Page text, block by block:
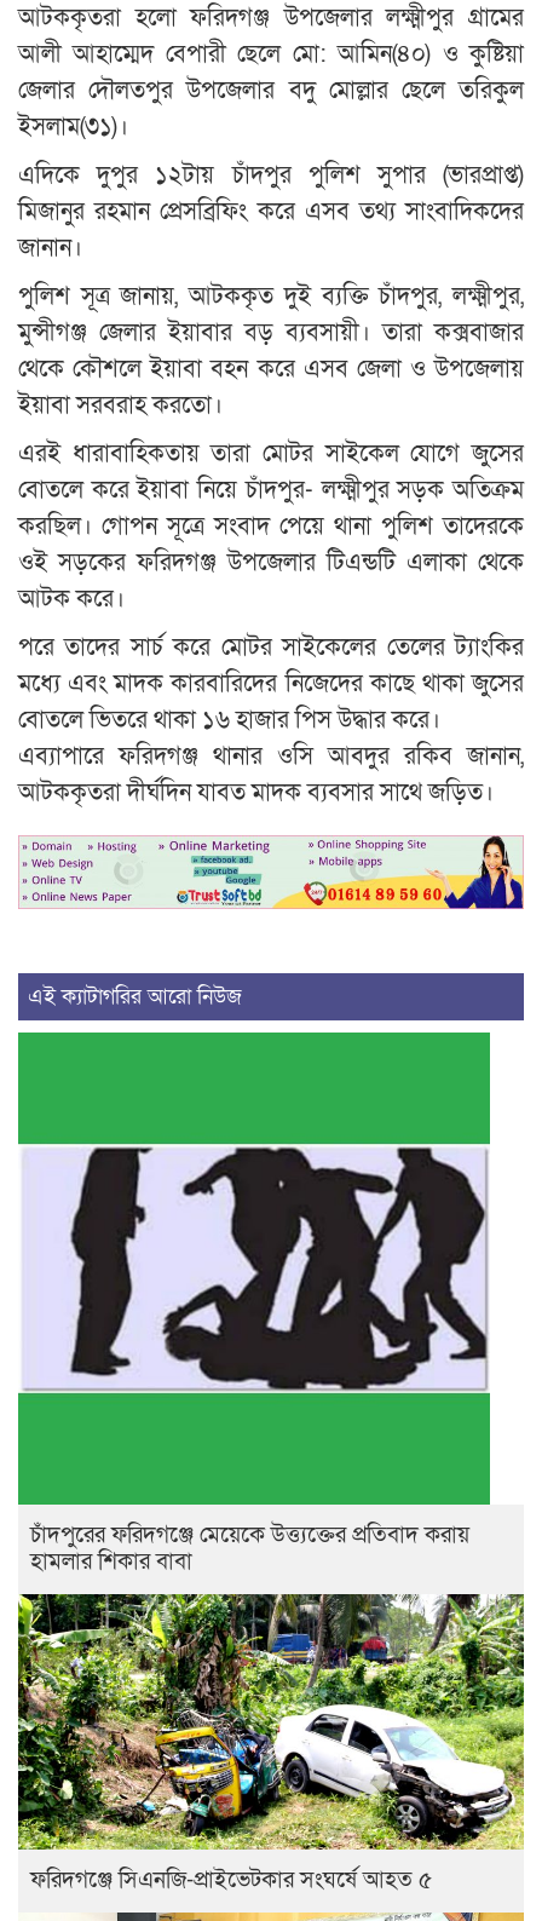
আটককৃতরা হলো ফরিদগঞ্জ উপজেলার লক্ষ্মীপুর গ্রামের
আলী আহাম্মেদ বেপারী ছেলে মো: আমিন(৪০) ও কুষ্টিয়া
জেলার দৌলতপুর উপজেলার বদু মোল্লার ছেলে তরিকুল
ইসলাম(৩১)।
এদিকে দুপুর ১২টায় চাঁদপুর পুলিশ সুপার (ভারপ্রাপ্ত)
মিজানুর রহমান প্রেসব্রিফিং করে এসব তথ্য সাংবাদিকদের
জানান।
পুলিশ সূত্র জানায়, আটককৃত দুই ব্যক্তি চাঁদপুর, লক্ষ্মীপুর,
মুন্সীগঞ্জ জেলার ইয়াবার বড় ব্যবসায়ী। তারা কক্সবাজার
থেকে কৌশলে ইয়াবা বহন করে এসব জেলা ও উপজেলায়
ইয়াবা সরবরাহ করতো।
এরই ধারাবাহিকতায় তারা মোটর সাইকেল যোগে জুসের
বোতলে করে ইয়াবা নিয়ে চাঁদপুর- লক্ষ্মীপুর সড়ক অতিক্রম
করছিল। গোপন সূত্রে সংবাদ পেয়ে থানা পুলিশ তাদেরকে
ওই সড়কের ফরিদগঞ্জ উপজেলার টিএন্ডটি এলাকা থেকে
আটক করে।
পরে তাদের সার্চ করে মোটর সাইকেলের তেলের ট্যাংকির
মধ্যে এবং মাদক কারবারিদের নিজেদের কাছে থাকা জুসের
বোতলে ভিতরে থাকা ১৬ হাজার পিস উদ্ধার করে।
এব্যাপারে ফরিদগঞ্জ থানার ওসি আবদুর রকিব জানান,
আটককৃতরা দীর্ঘদিন যাবত মাদক ব্যবসার সাথে জড়িত।
এই ক্যাটাগরির আরো নিউজ
চাঁদপুরের ফরিদগঞ্জে মেয়েকে উত্ত্যক্তের প্রতিবাদ করায়
হামলার শিকার বাবা
ফরিদগঞ্জে সিএনজি-প্রাইভেটকার সংঘর্ষে আহত ৫